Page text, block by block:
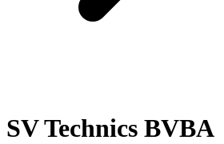
SV Technics BVBA